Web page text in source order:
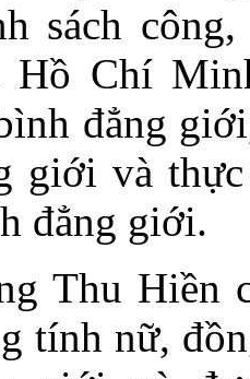
sách
Chí
đẳng
giới và
đẳng giới.
Thu Hiền
tính nữ,